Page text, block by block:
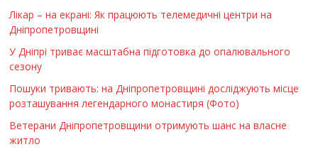
Лікар – на екрані: Як працюють телемедичні центри на
Дніпропетровщині
У Дніпрі триває масштабна підготовка до опалювального
сезону
Пошуки тривають: на Дніпропетровщині досліджують місце
розташування легендарного монастиря (Фото)
Ветерани Дніпропетровщини отримують шанс на власне
житло